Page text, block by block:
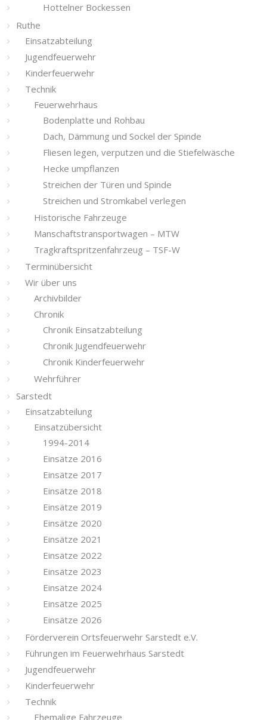
Hottelner Bockessen
Ruthe
Einsatzabteilung
Jugendfeuerwehr
Kinderfeuerwehr
Technik
Feuerwehrhaus
Bodenplatte und Rohbau
Dach, Dämmung und Sockel der Spinde
Fliesen legen, verputzen und die Stiefelwäsche
Hecke umpflanzen
Streichen der Türen und Spinde
Streichen und Stromkabel verlegen
Historische Fahrzeuge
Manschaftstransportwagen – MTW
Tragkraftspritzenfahrzeug – TSF-W
Terminübersicht
Wir über uns
Archivbilder
Chronik
Chronik Einsatzabteilung
Chronik Jugendfeuerwehr
Chronik Kinderfeuerwehr
Wehrführer
Sarstedt
Einsatzabteilung
Einsatzübersicht
1994-2014
Einsätze 2016
Einsätze 2017
Einsätze 2018
Einsätze 2019
Einsätze 2020
Einsätze 2021
Einsätze 2022
Einsätze 2023
Einsätze 2024
Einsätze 2025
Einsätze 2026
Förderverein Ortsfeuerwehr Sarstedt e.V.
Führungen im Feuerwehrhaus Sarstedt
Jugendfeuerwehr
Kinderfeuerwehr
Technik
Ehemalige Fahrzeuge